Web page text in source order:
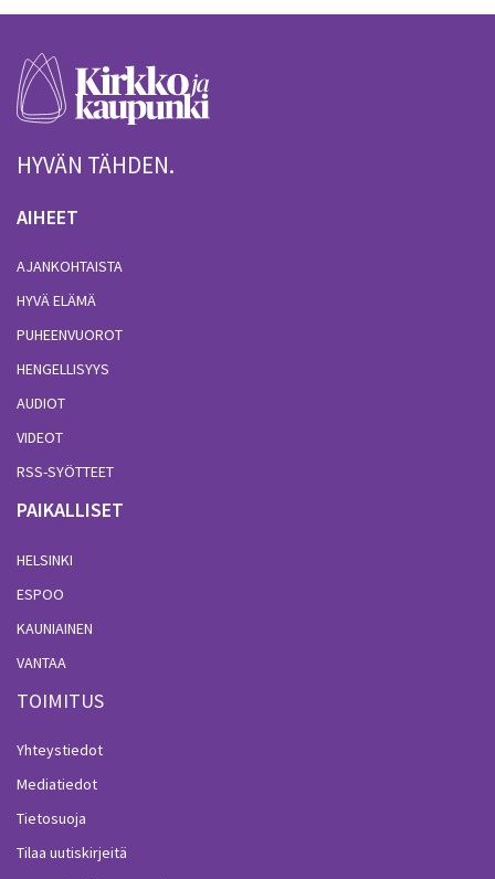
HYVÄN TÄHDEN.
AIHEET
AJANKOHTAISTA
HYVÄ ELÄMÄ
PUHEENVUOROT
HENGELLISYYS
AUDIOT
VIDEOT
RSS-SYÖTTEET
PAIKALLISET
HELSINKI
ESPOO
KAUNIAINEN
VANTAA
TOIMITUS
Yhteystiedot
Mediatiedot
Tietosuoja
Tilaa uutiskirjeitä